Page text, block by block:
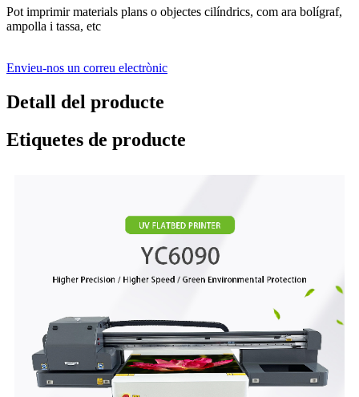
Pot imprimir materials plans o objectes cilíndrics, com ara bolígraf,
ampolla i tassa, etc
Envieu-nos un correu electrònic
Detall del producte
Etiquetes de producte